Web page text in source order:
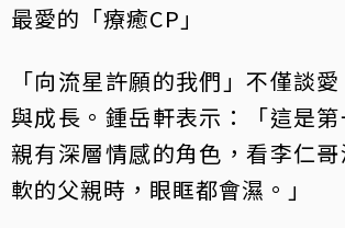
最愛的「療癒CP」
「向流星許願的我們」不僅談
與成長。鍾岳軒表示：「這是
親有深層情感的角色，看李仁
軟的父親時，眼眶都會濕。」